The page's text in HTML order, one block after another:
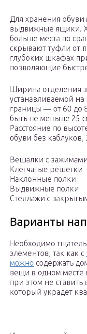
Для хранения обуви
выдвижные ящики.
больше места по
скрывают туфли от
глубоких шкафах
позволяющие
Ширина отделения
устанавливаемой
границы — от 60 до
быть не меньше 25
Расстояние по
обуви без
Вешалки с зажимами
Клетчатые решетки
Наклонные полки
Выдвижные полки
Стеллажи с
Варианты
Необходимо
элементов, так как с
можно содержать
вещи в одном месте
при этом не
который украдет